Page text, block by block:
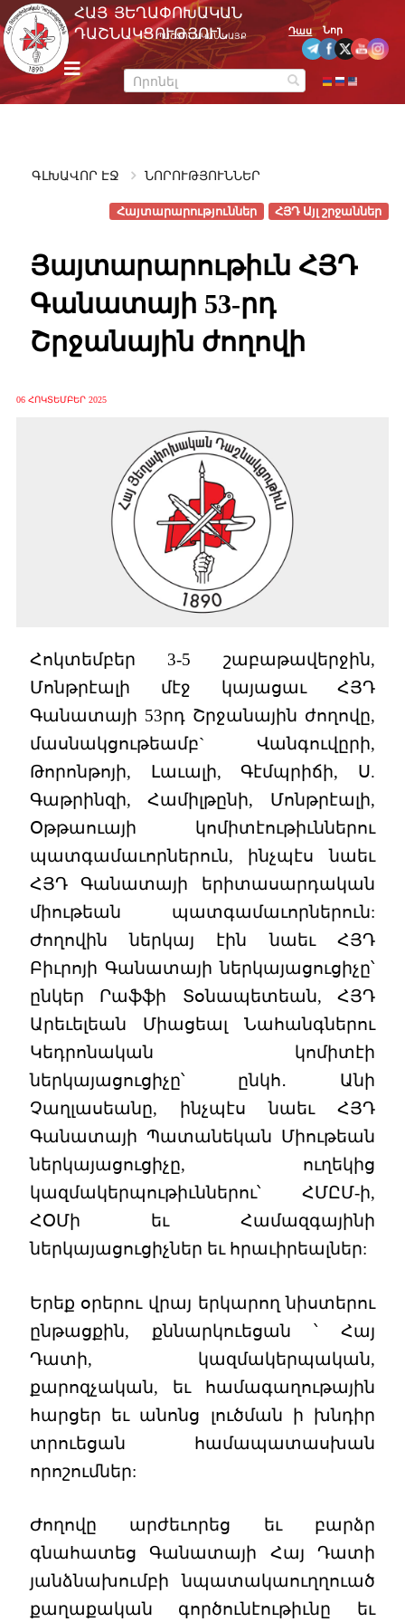
Skip
to
content
m
e
n
u
ՀԱՅ ՅԵՂԱՓՈԽԱԿԱՆ
ԴԱՇՆԱԿՑՈՒԹՅՈՒՆ
ՊԱՇՏՈՆԱԿԱՆ ԿԱՅՔ
Դաս Նոր
ԳԼԽԱՎՈՐ ԷՋ ՆՈՐՈՒԹՅՈՒՆՆԵՐ
ՀՅԴ Այլ շրջաններ
Հայտարարություններ
Յայտարարութիւն ՀՅԴ
Գանատայի 53-րդ
Շրջանային ժողովի
06 ՀՈԿՏԵՄԲԵՐ 2025
Հոկտեմբեր 3-5 շաբաթավերջին,
Մոնթրէալի մէջ կայացաւ ՀՅԴ
Գանատայի 53րդ Շրջանային ժողովը,
մասնակցութեամբ` Վանգուվըրի,
Թորոնթոյի, Լաւալի, Գէմպրիճի, Ս.
Գաթրինզի, Համիլթընի, Մոնթրէալի,
Օթթաուայի կոմիտէութիւններու
պատգամաւորներուն, ինչպէս նաեւ
ՀՅԴ Գանատայի երիտասարդական
միութեան պատգամաւորներուն:
Ժողովին ներկայ էին նաեւ ՀՅԴ
Բիւրոյի Գանատայի ներկայացուցիչը՝
ընկեր Րաֆֆի Տօնապետեան, ՀՅԴ
Արեւելեան Միացեալ Նահանգներու
Կեդրոնական կոմիտէի
ներկայացուցիչը՝ ընկհ․ Անի
Չաղլասեանը, ինչպէս նաեւ ՀՅԴ
Գանատայի Պատանեկան Միութեան
ներկայացուցիչը, ուղեկից
կազմակերպութիւններու՝ ՀՄԸՄ-ի,
ՀՕՄի եւ Համազգայինի
ներկայացուցիչներ եւ հրաւիրեալներ:
Երեք օրերու վրայ երկարող նիստերու
ընթացքին, քննարկուեցան ՝ Հայ
Դատի, կազմակերպական,
քարոզչական, եւ համագաղութային
հարցեր եւ անոնց լուծման ի խնդիր
տրուեցան համապատասխան
որոշումներ:
Ժողովը արժեւորեց եւ բարձր
գնահատեց Գանատայի Հայ Դատի
յանձնախումբի նպատակաուղղուած
քաղաքական գործունէութիւնը եւ